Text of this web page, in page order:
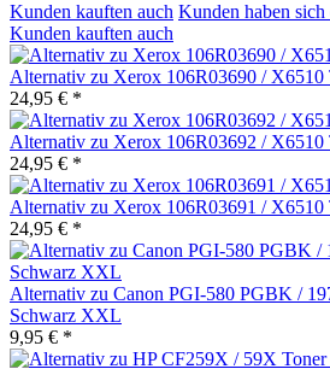
Kunden kauften auch Kunden haben sich
Kunden kauften auch
Alternativ zu Xerox 106R03690 /
24,95 € *
Alternativ zu Xerox 106R03692 /
24,95 € *
Alternativ zu Xerox 106R03691 /
24,95 € *
Alternativ zu Canon PGI-580 PGBK /
Schwarz XXL
9,95 € *